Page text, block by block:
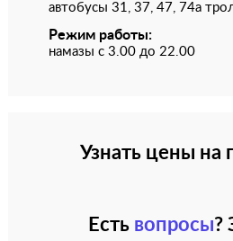
автобусы 31, 37, 47, 74а
Режим работы:
намазы с 3.00 до 22.00
Узнать цены на
Есть вопросы?